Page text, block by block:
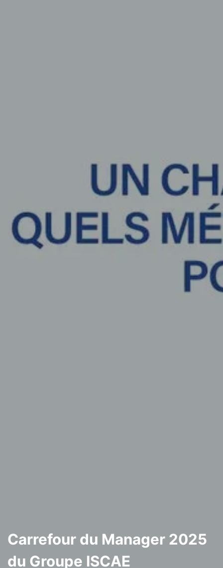
Carrefour du Manager 2025
du Groupe ISCAE